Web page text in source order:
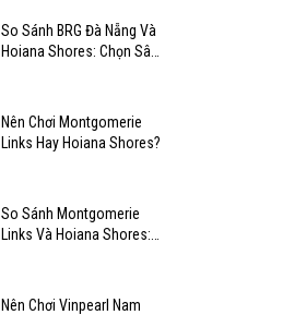
So Sánh BRG Đà Nẵng Và
Hoiana Shores: Chọn Sân
Nên Chơi Montgomerie
Links Hay Hoiana Shores?
So Sánh Montgomerie
Links Và Hoiana Shores:
Nên Chơi Vinpearl Nam